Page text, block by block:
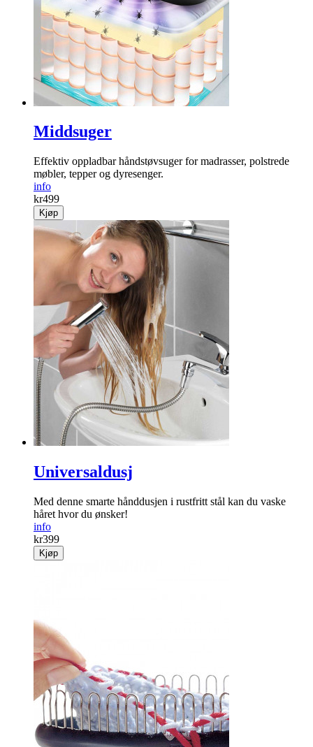
Middsuger
Effektiv oppladbar hånd­støvsuger for madrasser, polstrede
møbler, tepper og dyresenger.
info
kr499
Kjøp
Universaldusj
Med denne smarte hånddusjen i rustfritt stål kan du vaske
håret hvor du ønsker!
info
kr399
Kjøp